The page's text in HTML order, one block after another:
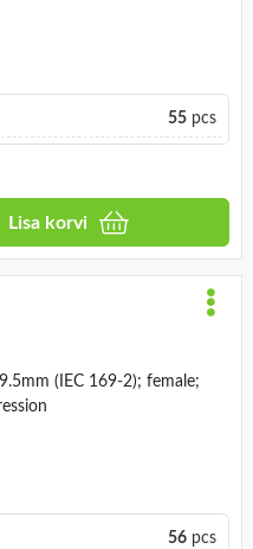
55pcs
Lisa korvi
(IEC 169-2); female;
56pcs